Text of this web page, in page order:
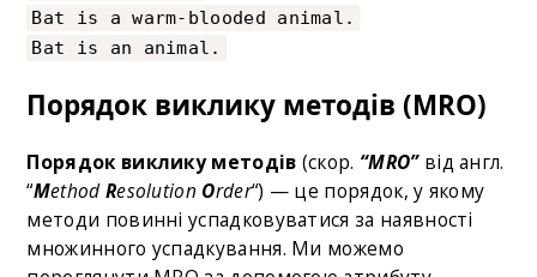
Bat is a warm-blooded animal.
Bat is an animal.
Порядок виклику методів (MRO)
Порядок виклику методів (скор. “MRO” від англ.
“MethodResolution Order“) — це порядок, у якому
методи повинні успадковуватися за наявності
множинного успадкування. Ми можемо